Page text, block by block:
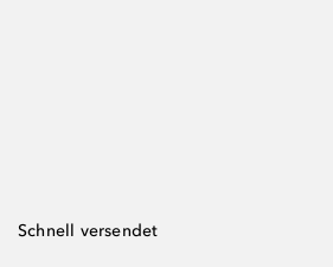
Schnell versendet